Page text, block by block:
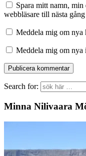
Spara mitt namn, min
webbläsare till nästa
Meddela mig om nya
Meddela mig om nya
Search for:
Minna Nilivaara